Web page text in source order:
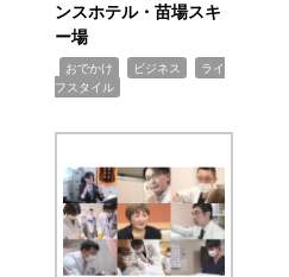
ンスホテル・苗場スキ
ー場
おでかけ ビジネス
ライ
フスタイル